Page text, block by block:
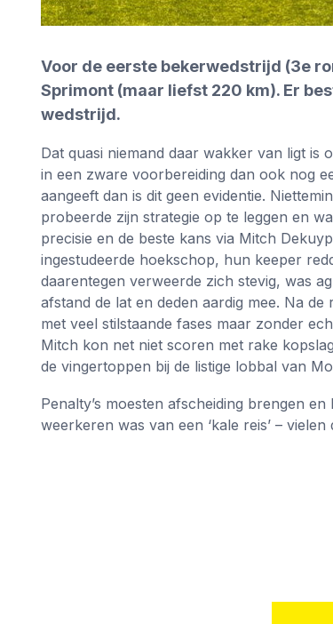
Voor de eerste bekerwedstrijd (3e
Sprimont (maar liefst 220 km). Er
wedstrijd.
Dat quasi niemand daar wakker van ligt is
in een zware voorbereiding dan ook nog
aangeeft dan is dit geen evidentie.
probeerde zijn strategie op te leggen en
precisie en de beste kans via Mitch
ingestudeerde hoekschop, hun keeper
daarentegen verweerde zich stevig, was
afstand de lat en deden aardig mee. Na
met veel stilstaande fases maar zonder
Mitch kon net niet scoren met rake
de vingertoppen bij de listige lobbal van
Penalty’s moesten afscheiding brengen
weerkeren was van een ‘kale reis’ – vielen